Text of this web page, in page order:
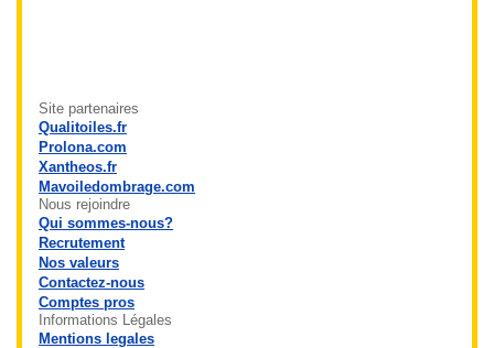
Site partenaires
Qualitoiles.fr
Prolona.com
Xantheos.fr
Mavoiledombrage.com
Nous rejoindre
Qui sommes-nous?
Recrutement
Nos valeurs
Contactez-nous
Comptes pros
Informations Légales
Mentions legales